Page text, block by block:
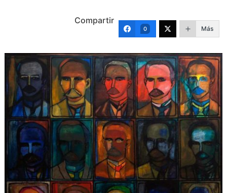
Compartir
0 Más